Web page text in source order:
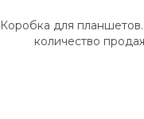
Коробка для
количество